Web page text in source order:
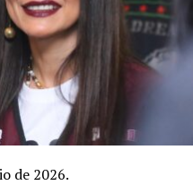
de 2026.